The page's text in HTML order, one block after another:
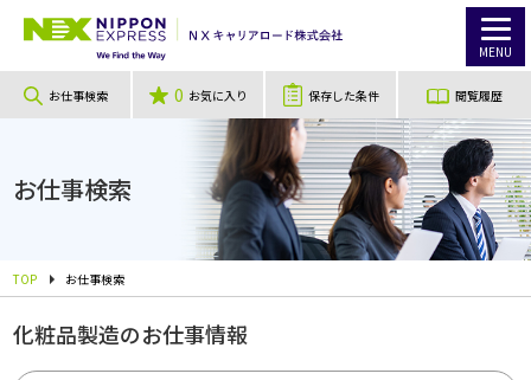
MENU
お仕事検索 0 お気に入り 保存した条件 閲覧履歴
お仕事検索
TOP お仕事検索
化粧品製造のお仕事情報